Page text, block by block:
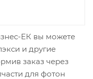
ЕК вы можете
и другие
заказ через
для фотон